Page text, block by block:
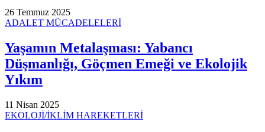
26 Temmuz 2025
ADALET MÜCADELELERİ
Yaşamın Metalaşması: Yabancı
Düşmanlığı, Göçmen Emeği ve Ekolojik
Yıkım
11 Nisan 2025
EKOLOJİ/İKLİM HAREKETLERİ